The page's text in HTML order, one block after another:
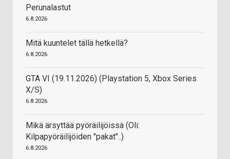
Perunalastut
6.8.2026
Mitä kuuntelet tällä hetkellä?
6.8.2026
GTA VI (19.11.2026) (Playstation 5, Xbox Series
X/S)
6.8.2026
Mikä ärsyttää pyöräilijöissä (Oli:
Kilpapyöräilijöiden "pakat"..)
6.8.2026